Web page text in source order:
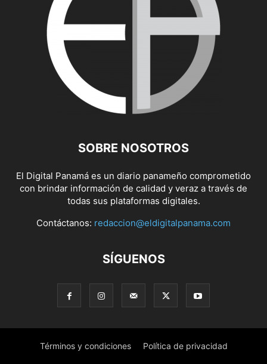
SOBRE NOSOTROS
El Digital Panamá es un diario panameño comprometido
con brindar información de calidad y veraz a través de
todas sus plataformas digitales.
Contáctanos: redaccion@eldigitalpanama.com
SÍGUENOS
Términos y condiciones Política de privacidad